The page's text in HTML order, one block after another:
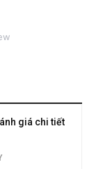
giá chi tiết